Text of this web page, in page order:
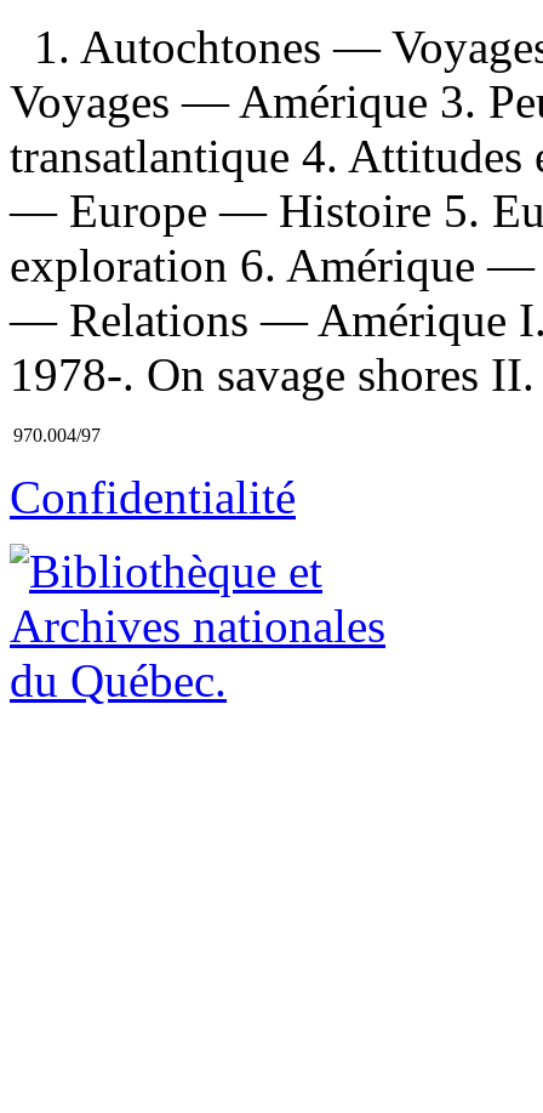
1. Autochtones —
Voyages — Amérique 3.
transatlantique 4. Attitudes
— Europe — Histoire 5.
exploration 6. Amérique
— Relations — Amérique I.
1978-. On savage shores
970.004/97
Confidentialité